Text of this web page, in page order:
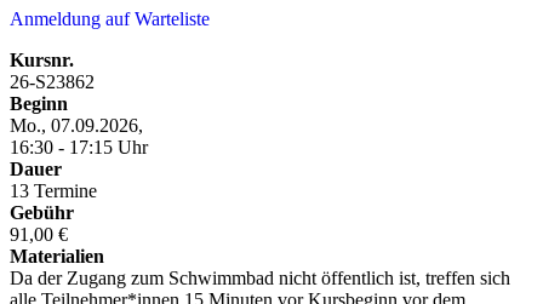
Anmeldung auf Warteliste
Kursnr.
26-S23862
Beginn
Mo., 07.09.2026,
16:30 - 17:15 Uhr
Dauer
13 Termine
Gebühr
91,00 €
Materialien
Da der Zugang zum Schwimmbad nicht öffentlich ist, treffen sich
alle Teilnehmer*innen 15 Minuten vor Kursbeginn vor dem